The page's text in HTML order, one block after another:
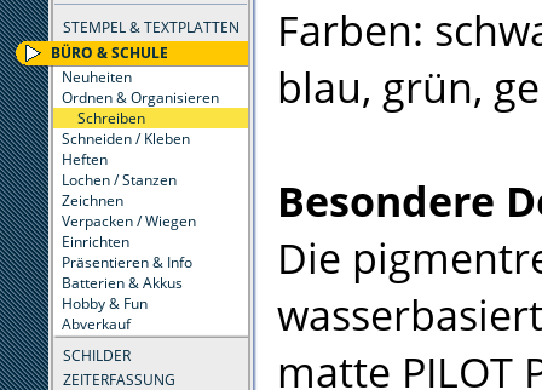
STEMPEL & TEXTPLATTEN
BÜRO & SCHULE
Neuheiten
Ordnen & Organisieren
Schreiben
Schneiden / Kleben
Heften
Lochen / Stanzen
Zeichnen
Verpacken / Wiegen
Einrichten
Präsentieren & Info
Batterien & Akkus
Hobby & Fun
Abverkauf
SCHILDER
ZEITERFASSUNG
Farben:
blau, grün,
Besondere
Die
matte PILOT